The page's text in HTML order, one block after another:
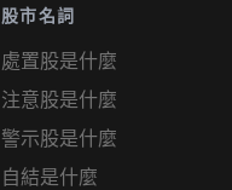
股市名詞
處置股是什麼
注意股是什麼
警示股是什麼
自結是什麼